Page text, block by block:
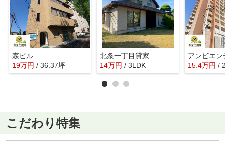
森ビル
19万円 / 36.37坪
北条一丁目貸家
14万円 / 3LDK
アンビエ
15.4万円 /
こだわり特集